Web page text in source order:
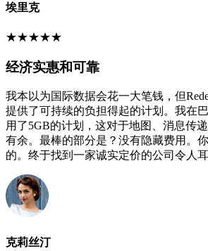
埃里克
★★★★★
经济实惠和可靠
我本以为国际数据会花一大笔钱，但
提供了可持续的负担得起的计划。我在
用了5GB的计划，这对于地图、消息传
有余。最棒的部分是？没有隐藏费用。
的。终于找到一家诚实定价的公司令人耳
克莉丝汀